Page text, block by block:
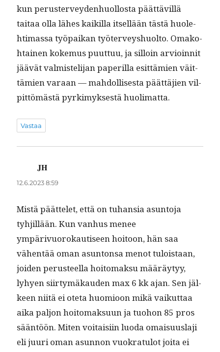
kun peruster­vey­den­huol­losta päät­tävil­lä
taitaa olla läh­es kaikil­la itsel­lään tästä huole­
hti­mas­sa työ­paikan työter­veyshuolto. Omako­
htainen koke­mus puut­tuu, ja sil­loin arvioin­nit
jäävät valmis­teli­jan paper­il­la esit­tämien väit­
tämien varaan — mah­dol­lis­es­ta päät­täjien vil­
pit­tömästä pyrkimyk­ses­tä huolimatta.
Vastaa
JH
12.6.2023 8:59
Mis­tä päät­telet, että on tuhan­sia asun­to­ja
tyhjil­lään. Kun van­hus menee
ympärivuorokautiseen hoitoon, hän saa
vähen­tää oman asun­ton­sa menot tulois­taan,
joiden perus­teel­la hoit­o­mak­su määräy­tyy,
lyhyen siir­tymäkau­den max 6 kk ajan. Sen jäl­
keen niitä ei ote­ta huomioon mikä vaikut­taa
aika paljon hoit­o­mak­su­un ja tuo­hon 85 pros
sään­töön. Miten voitaisi­in luo­da omaisu­us­la­ji
eli juuri oman asun­non vuokrat­u­lot joi­ta ei